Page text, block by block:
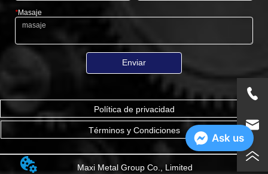
*Masaje
Enviar
Política de privacidad
Términos y Condiciones
Maxi Metal Group Co., Limited
Ask us